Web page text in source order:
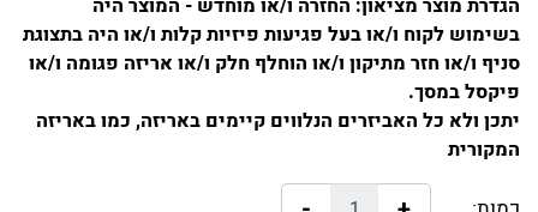
הגדרת מוצר מציאון: החזרה ו/או מוחדש - המוצר היה
בשימוש לקוח ו/או בעל פגיעות פיזיות קלות ו/או היה בתצוגת
סניף ו/או חזר מתיקון ו/או הוחלף חלק ו/או אריזה פגומה ו/או
פיקסל במסך.
יתכן ולא כל האביזרים הנלווים קיימים באריזה, כמו באריזה
המקורית